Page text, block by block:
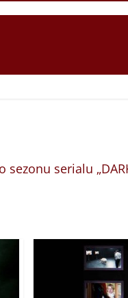
serialu